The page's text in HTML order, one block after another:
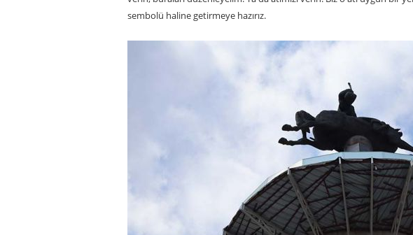
sembolü haline getirmeye hazırız.